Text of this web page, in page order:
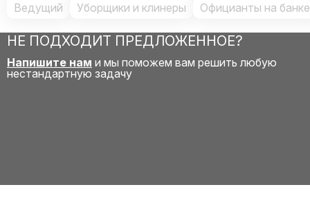
Ведущий Уборщики и клинеры Официанты на
НЕ ПОДХОДИТ ПРЕДЛОЖЕННОЕ?
Напишите нам и мы поможем вам решить любую
нестандартную задачу